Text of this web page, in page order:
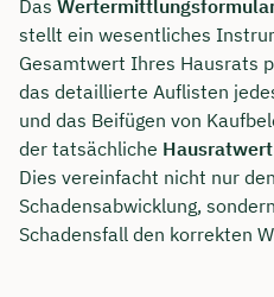
Das
stellt ein wesentliches
Gesamtwert Ihres Hausrats
das detaillierte Auflisten
und das Beifügen von
der tatsächliche Hausratwert
Dies vereinfacht nicht nur
Schadensabwicklung,
Schadensfall den korrekten